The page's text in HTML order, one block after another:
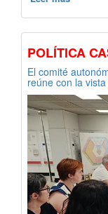
POLÍTICA
El comité
reúne con la